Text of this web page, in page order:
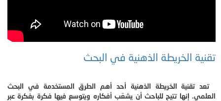
تقنية الخريطة الذهنية في البحث
تعد تقنية الخريطة الذهنية أحد أهم الطرق المستخدمة في البحث
العلمي. إنها تتيح للباحث أن يشعّب أفكاره ويتوسع فيها فكرة بفكرة عبر